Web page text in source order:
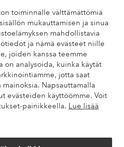
toiminnalle välttämättömiä
mukauttamisen ja sinua
mahdollistavia
ja nämä evästeet niille
joiden kanssa teemme
on analysoida, kuinka käytät
jotta saat
Napsauttamalla
evästeiden käyttöömme. Voit
painikkeella. Lue lisää
kysymyksiin usein
myös tietoa siitä, miten voit ottaa
Tilaukset Maksutavat